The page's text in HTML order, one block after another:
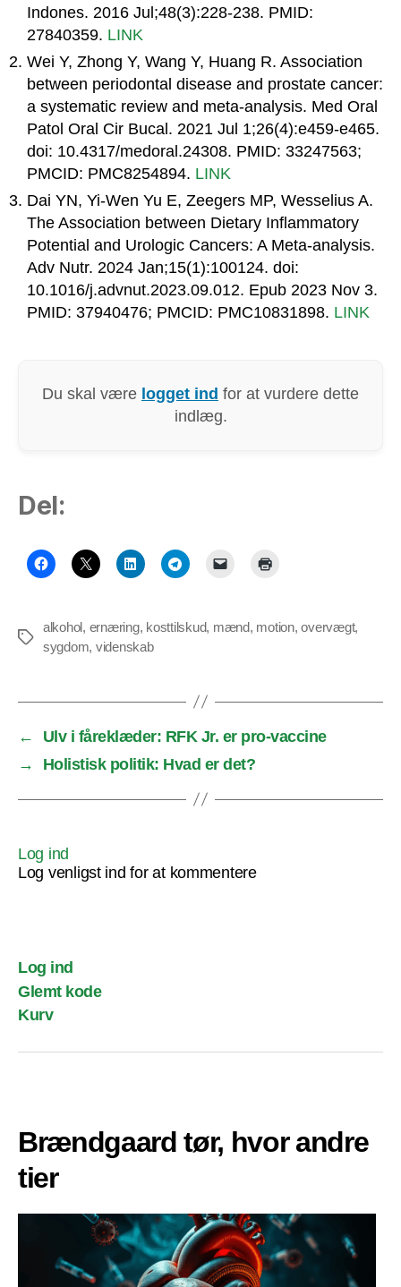
Indones. 2016 Jul;48(3):228-238. PMID:
27840359. LINK
Wei Y, Zhong Y, Wang Y, Huang R. Association
between periodontal disease and prostate cancer:
a systematic review and meta-analysis. Med Oral
Patol Oral Cir Bucal. 2021 Jul 1;26(4):e459-e465.
doi: 10.4317/medoral.24308. PMID: 33247563;
PMCID: PMC8254894. LINK
Dai YN, Yi-Wen Yu E, Zeegers MP, Wesselius A.
The Association between Dietary Inflammatory
Potential and Urologic Cancers: A Meta-analysis.
Adv Nutr. 2024 Jan;15(1):100124. doi:
10.1016/j.advnut.2023.09.012. Epub 2023 Nov 3.
PMID: 37940476; PMCID: PMC10831898. LINK
Du skal være logget ind for at vurdere dette
indlæg.
Del:
Tags
alkohol, ernæring, kosttilskud, mænd, motion,overvægt,
sygdom, videnskab
←
Ulv i fåreklæder: RFK Jr. er pro-vaccine
→
Holistisk politik: Hvad er det?
Log ind
Log venligst ind for at kommentere
Log ind
Glemt kode
Kurv
Brændgaard tør, hvor andre
tier